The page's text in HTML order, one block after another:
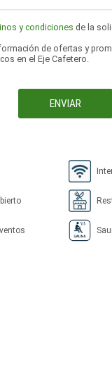
y condiciones de la
de ofertas y
en el Eje Cafetero.